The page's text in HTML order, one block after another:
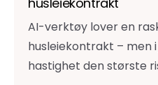
AI-verktøy lover en
husleiekontrakt – men
hastighet den største